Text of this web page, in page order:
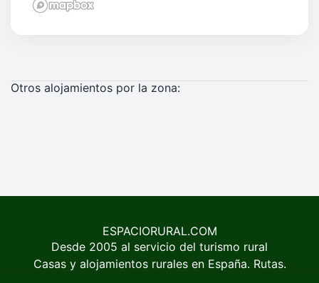
Otros alojamientos por la zona:
ESPACIORURAL.COM
Desde 2005 al servicio del turismo rural
Casas y alojamientos rurales en España. Rutas.